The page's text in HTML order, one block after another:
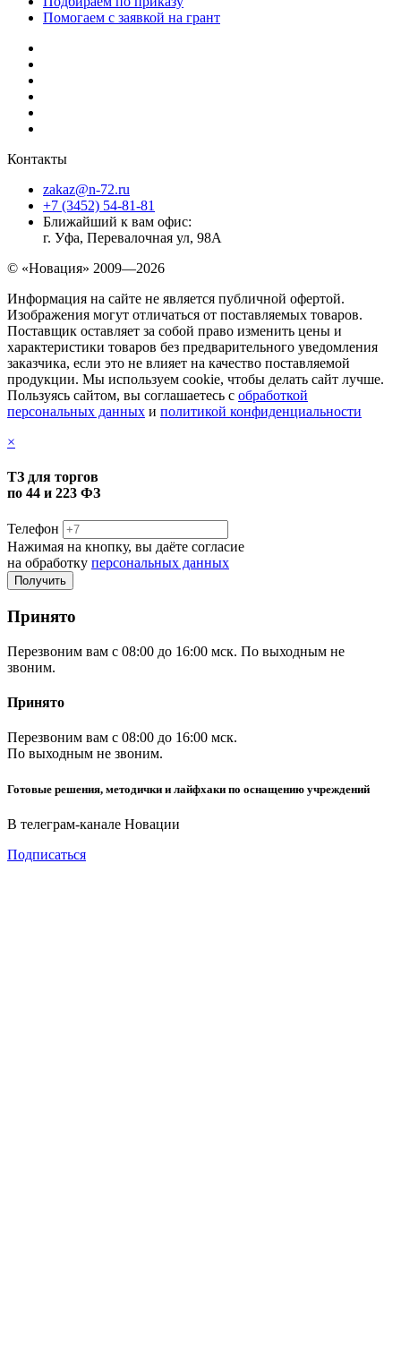
Помогаем с заявкой на грант
Контакты
zakaz@n-72.ru
+7 (3452) 54-81-81
Ближайший к вам офис:
г. Уфа, Перевалочная ул, 98А
© «Новация» 2009—2026
Информация на сайте не является публичной офертой.
Изображения могут отличаться от поставляемых товаров.
Поставщик оставляет за собой право изменить цены и
характеристики товаров без предварительного уведомления
заказчика, если это не влияет на качество поставляемой
продукции. Мы используем cookie, чтобы делать сайт лучше.
Пользуясь сайтом, вы соглашаетесь с обработкой
персональных данных и политикой конфиденциальности
×
ТЗ для торгов
по 44 и 223 ФЗ
Телефон
Нажимая на кнопку, вы даёте согласие
на обработку персональных данных
Принято
Перезвоним вам с 08:00 до 16:00 мск. По выходным не
звоним.
Принято
Перезвоним вам с 08:00 до 16:00 мск.
По выходным не звоним.
Готовые решения, методички и лайфхаки по оснащению учреждений
В телеграм-канале Новации
Подписаться